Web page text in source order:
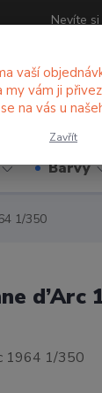
Nevíte
Barvy
1/350
d’Arc
vaší
my vám ji
na vás u
Zavřít